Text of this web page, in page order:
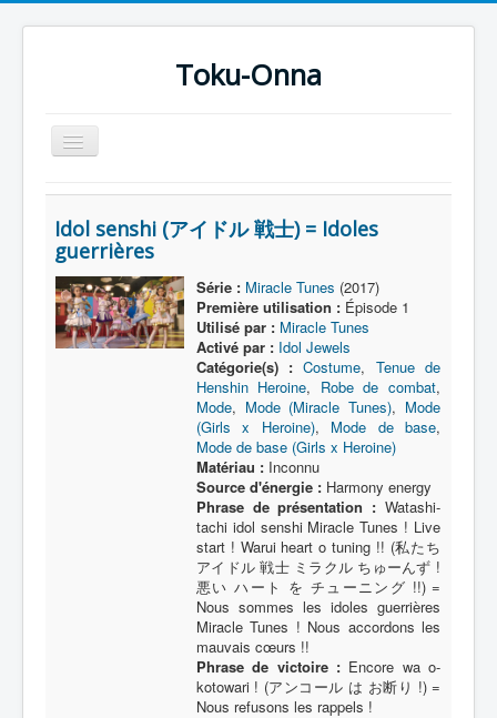
Toku-Onna
Basculer
la
Accueil
Toku-Actrices
Toku-Critiques
Séries
Films
Idol senshi Miracle Tunes ! (アイ
ドル 戦士 ミラクル ちゅーんず !) =
Idoles guerrières Miracle Tunes !
Idol senshi (アイドル 戦士) = Idoles
guerrières
Série : Miracle Tunes (2017)
Première utilisation :Épisode 1
Utilisé par : Miracle Tunes
Activé par : Idol Jewels
Catégorie(s) : Costume, Tenue de
Henshin Heroine, Robe de combat,
Mode, Mode (Miracle Tunes), Mode
(Girls x Heroine), Mode de base,
Mode de base (Girls x Heroine)
Matériau :Inconnu
Source d'énergie :Harmony energy
Phrase de présentation : Watashi-
tachi idol senshi Miracle Tunes ! Live
start ! Warui heart o tuning !! (私たち
アイドル 戦士 ミラクル ちゅーんず !
悪い ハート を チューニング !!) =
Nous sommes les idoles guerrières
Miracle Tunes ! Nous accordons les
mauvais cœurs !!
Phrase de victoire :Encore wa o-
kotowari ! (アンコール は お断り !) =
Nous refusons les rappels !